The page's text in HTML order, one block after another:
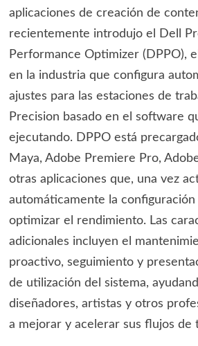
aplicaciones de creación de
recientemente introdujo el Dell
Performance Optimizer (DPPO),
en la industria que configura
ajustes para las estaciones de
Precision basado en el software
ejecutando. DPPO está
Maya, Adobe Premiere Pro,
otras aplicaciones que, una vez
automáticamente la configuración
optimizar el rendimiento. Las
adicionales incluyen el
proactivo, seguimiento y
de utilización del sistema,
diseñadores, artistas y otros
a mejorar y acelerar sus flujos de